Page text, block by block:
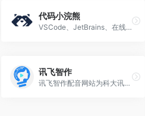
代码小浣熊
VSCode、JetBrains、在线AI编写代码的编程/办公工具
讯飞智作
讯飞智作配音网站为科大讯飞旗下产品,提供AI虚拟人主播,AI视频制作,数字人配音合成,短视频配音等一站式配音服务。